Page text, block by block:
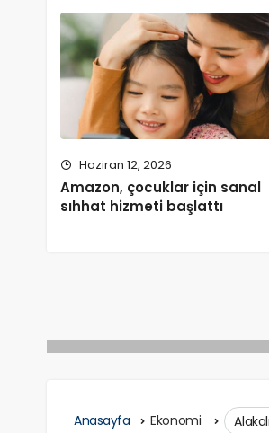
Haziran 12, 2026
Amazon, çocuklar için sanal
sıhhat hizmeti başlattı
Anasayfa Ekonomi